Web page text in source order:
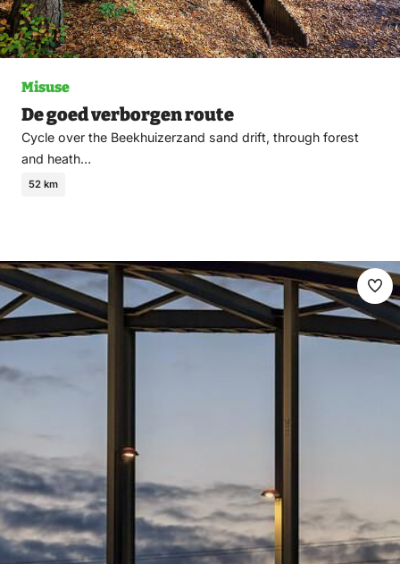
Misuse
De goed verborgen route
Cycle over the Beekhuizerzand sand drift, through forest
and heath…
52 km